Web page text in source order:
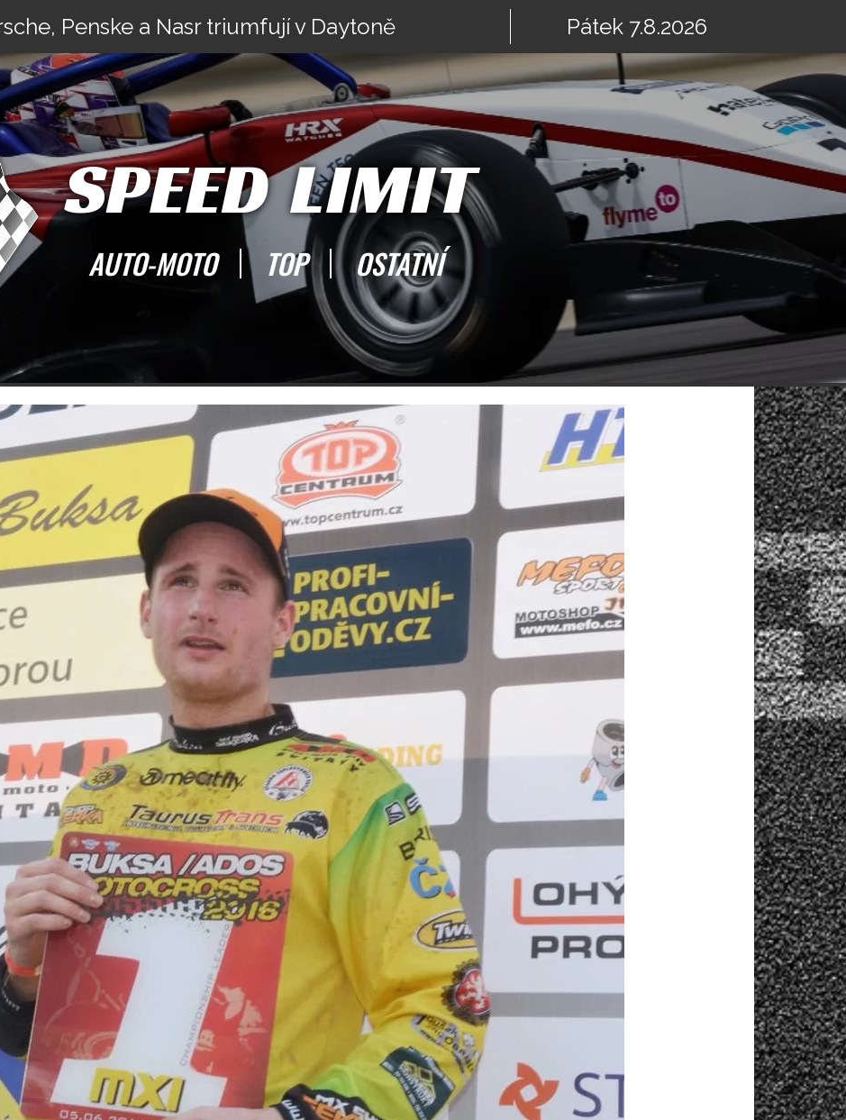
Penske a Nasr triumfují v Daytoně Pátek 7.8.2026
SPEED LIMIT
AUTO-MOTO TOP OSTATNÍ